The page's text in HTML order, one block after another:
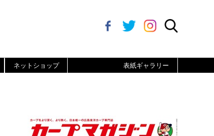
ネットショップ 表紙ギャラリー